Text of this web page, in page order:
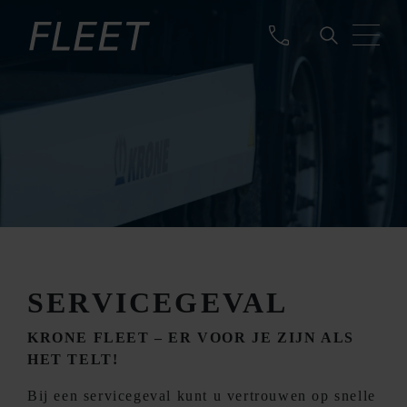
SERVICEGEVAL
KRONE FLEET – ER VOOR JE ZIJN ALS
HET TELT!
Bij een servicegeval kunt u vertrouwen op snelle